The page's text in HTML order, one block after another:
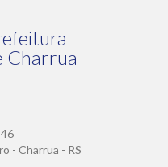
Charrua
- Charrua - RS